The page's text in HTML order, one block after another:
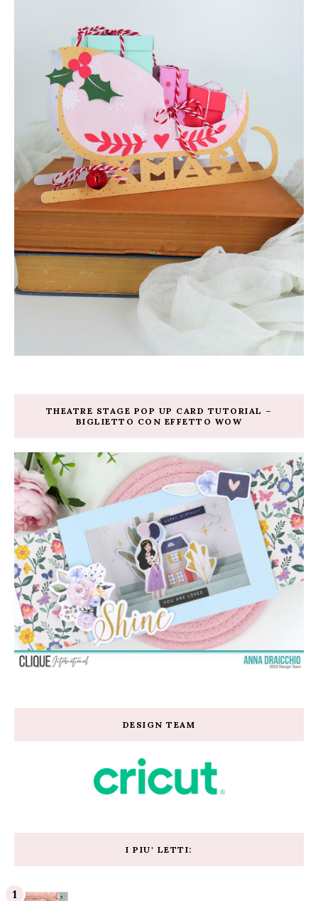
THEATRE STAGE POP UP CARD TUTORIAL –
BIGLIETTO CON EFFETTO WOW
DESIGN TEAM
I PIU' LETTI: